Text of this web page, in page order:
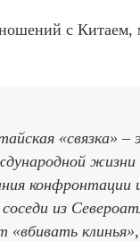
с Китаем,
«связка» –
жизни
из